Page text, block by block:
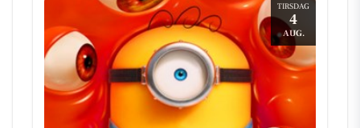
TIRSDAG
4
AUG.